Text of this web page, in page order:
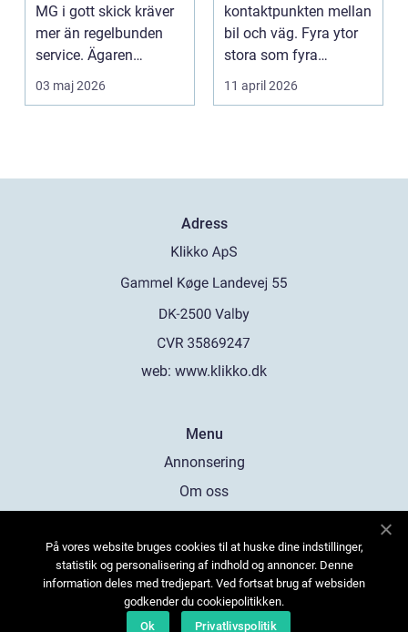
MG i gott skick kräver
mer än regelbunden
service. Ägaren
behöver också ha kol...
03 maj 2026
kontaktpunkten mellan
bil och väg. Fyra ytor
stora som fyra
handflator avgör
bromss...
11 april 2026
Adress
web: www.klikko.dk
Menu
Annonsering
Om oss
Kontakta oss
Sitemap
På vores website bruges cookies til at huske dine indstillinger,
statistik og personalisering af indhold og annoncer. Denne
information deles med tredjepart. Ved fortsat brug af websiden
godkender du cookiepolitikken.
Ok
Privatlivspolitik